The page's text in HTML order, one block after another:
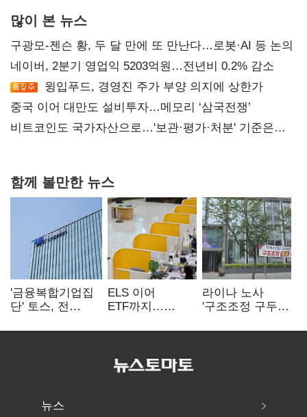
많이 본 뉴스
구광모-젠슨 황, 두 달 만에 또 만난다…로봇·AI 등 논의
네이버, 2분기 영업익 5203억원…전년비 0.2% 감소
윙입푸드, 경영진 주가 부양 의지에 상한가
중국 이어 대만도 설비투자…메모리 ‘삼국전쟁’
비트코인도 국가자산으로…'보관·평가·처분' 기준은
함께 볼만한 뉴스
'금융복합기업집
단' 토스, 전
표준화
ELS 이어
ETF까지…
제동 걸린 은행
라이나 노사
'구조조정 구두
뉴스